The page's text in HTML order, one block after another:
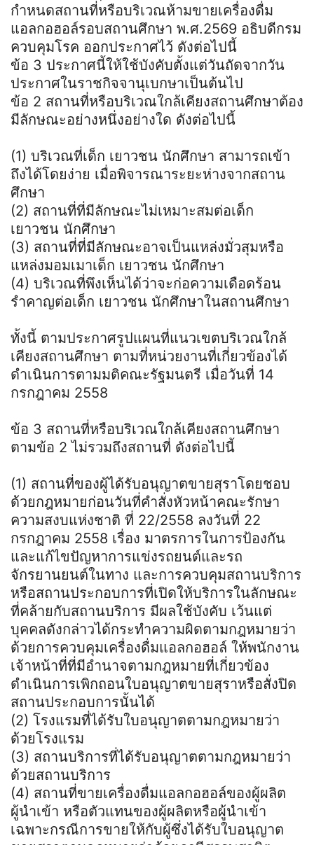
กำหนดสถานที่หรือบริเวณห้ามขายเครื่องดื่ม
แอลกอฮอล์รอบสถานศึกษา พ.ศ.2569 อธิบดีกรม
ควบคุมโรค ออกประกาศไว้ ดังต่อไปนี้
ข้อ 3 ประกาศนี้ให้ใช้บังคับตั้งแต่วันถัดจากวัน
ประกาศในราชกิจจานุเบกษาเป็นต้นไป
ข้อ 2 สถานที่หรือบริเวณใกล้เคียงสถานศึกษาต้อง
มีลักษณะอย่างหนึ่งอย่างใด ดังต่อไปนี้
(1) บริเวณที่เด็ก เยาวชน นักศึกษา สามารถเข้า
ถึงได้โดยง่าย เมื่อพิจารณาระยะห่างจากสถาน
ศึกษา
(2) สถานที่ที่มีลักษณะไม่เหมาะสมต่อเด็ก
เยาวชน นักศึกษา
(3) สถานที่ที่มีลักษณะอาจเป็นแหล่งมั่วสุมหรือ
แหล่งมอมเมาเด็ก เยาวชน นักศึกษา
(4) บริเวณที่พึงเห็นได้ว่าจะก่อความเดือดร้อน
รำคาญต่อเด็ก เยาวชน นักศึกษาในสถานศึกษา
ทั้งนี้ ตามประกาศรูปแผนที่แนวเขตบริเวณใกล้
เคียงสถานศึกษา ตามที่หน่วยงานที่เกี่ยวข้องได้
ดำเนินการตามมติคณะรัฐมนตรี เมื่อวันที่ 14
กรกฎาคม 2558
ข้อ 3 สถานที่หรือบริเวณใกล้เคียงสถานศึกษา
ตามข้อ 2 ไม่รวมถึงสถานที่ ดังต่อไปนี้
(1) สถานที่ของผู้ได้รับอนุญาตขายสุราโดยชอบ
ด้วยกฎหมายก่อนวันที่คำสั่งหัวหน้าคณะรักษา
ความสงบแห่งชาติ ที่ 22/2558 ลงวันที่ 22
กรกฎาคม 2558 เรื่อง มาตรการในการป้องกัน
และแก้ไขปัญหาการแข่งรถยนต์และรถ
จักรยานยนต์ในทาง และการควบคุมสถานบริการ
หรือสถานประกอบการที่เปิดให้บริการในลักษณะ
ที่คล้ายกับสถานบริการ มีผลใช้บังคับ เว้นแต่
บุคคลดังกล่าวได้กระทำความผิดตามกฎหมายว่า
ด้วยการควบคุมเครื่องดื่มแอลกอฮอล์ ให้พนักงาน
เจ้าหน้าที่ที่มีอำนาจตามกฎหมายที่เกี่ยวข้อง
ดำเนินการเพิกถอนใบอนุญาตขายสุราหรือสั่งปิด
สถานประกอบการนั้นได้
(2) โรงแรมที่ได้รับใบอนุญาตตามกฎหมายว่า
ด้วยโรงแรม
(3) สถานบริการที่ได้รับอนุญาตตามกฎหมายว่า
ด้วยสถานบริการ
(4) สถานที่ขายเครื่องดื่มแอลกอฮอล์ของผู้ผลิต
ผู้นำเข้า หรือตัวแทนของผู้ผลิตหรือผู้นำเข้า
เฉพาะกรณีการขายให้กับผู้ซึ่งได้รับใบอนุญาต